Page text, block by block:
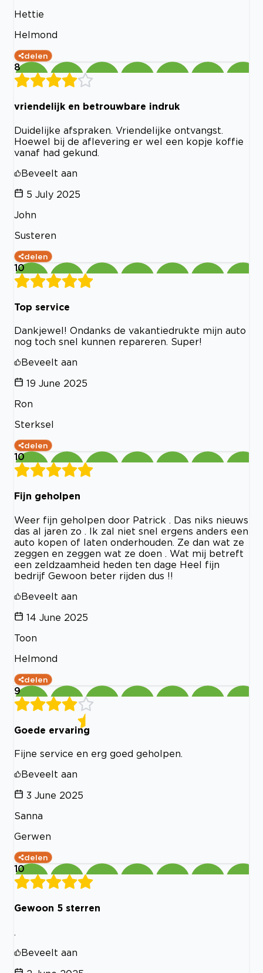
Hettie
Helmond
delen
8
vriendelijk en betrouwbare indruk
Duidelijke afspraken. Vriendelijke ontvangst.
Hoewel bij de aflevering er wel een kopje koffie
vanaf had gekund.
Beveelt aan
5 July 2025
John
Susteren
delen
10
Top service
Dankjewel! Ondanks de vakantiedrukte mijn auto
nog toch snel kunnen repareren. Super!
Beveelt aan
19 June 2025
Ron
Sterksel
delen
10
Fijn geholpen
Weer fijn geholpen door Patrick . Das niks nieuws
das al jaren zo . Ik zal niet snel ergens anders een
auto kopen of laten onderhouden. Ze dan wat ze
zeggen en zeggen wat ze doen . Wat mij betreft
een zeldzaamheid heden ten dage Heel fijn
bedrijf Gewoon beter rijden dus !!
Beveelt aan
14 June 2025
Toon
Helmond
delen
9
Goede ervaring
Fijne service en erg goed geholpen.
Beveelt aan
3 June 2025
Sanna
Gerwen
delen
10
Gewoon 5 sterren
.
Beveelt aan